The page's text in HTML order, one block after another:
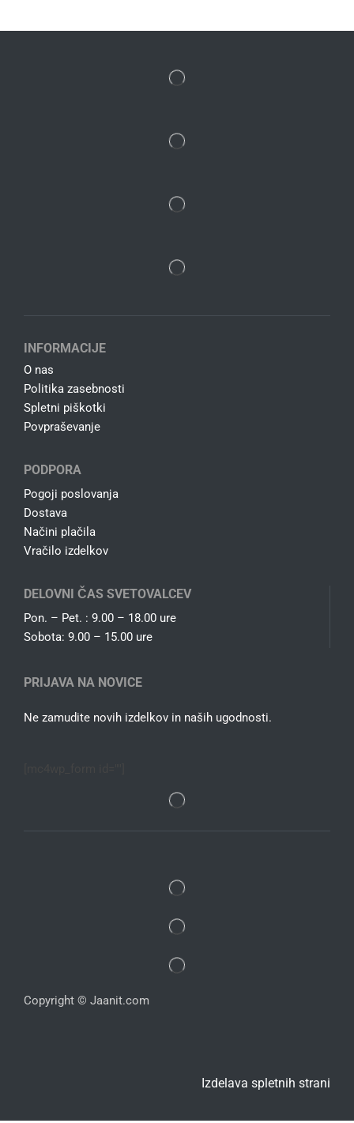
INFORMACIJE
O nas
Politika zasebnosti
Spletni piškotki
Povpraševanje
PODPORA
Pogoji poslovanja
Dostava
Načini plačila
Vračilo izdelkov
DELOVNI ČAS SVETOVALCEV
Pon. – Pet. : 9.00 – 18.00 ure
Sobota: 9.00 – 15.00 ure
PRIJAVA NA NOVICE
Ne zamudite novih izdelkov in naših ugodnosti.
Copyright © Jaanit.com
Izdelava spletnih strani